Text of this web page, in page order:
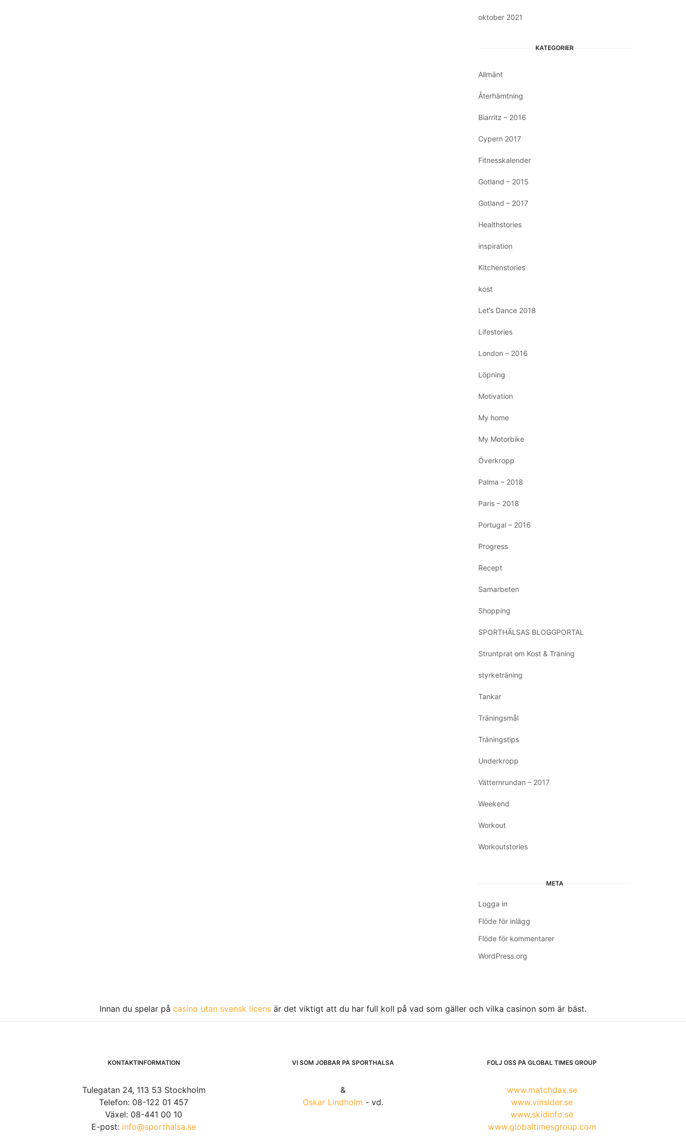
oktober 2021
KATEGORIER
Allmänt
Återhämtning
Biarritz – 2016
Cypern 2017
Fitnesskalender
Gotland – 2015
Gotland – 2017
Healthstories
inspiration
Kitchenstories
kost
Let’s Dance 2018
Lifestories
London – 2016
Löpning
Motivation
My home
My Motorbike
Överkropp
Palma – 2018
Paris – 2018
Portugal – 2016
Progress
Recept
Samarbeten
Shopping
SPORTHÄLSAS BLOGGPORTAL
Struntprat om Kost & Träning
styrketräning
Tankar
Träningsmål
Träningstips
Underkropp
Vätternrundan – 2017
Weekend
Workout
Workoutstories
META
Logga in
Flöde för inlägg
Flöde för kommentarer
WordPress.org
Innan du spelar på casino utan svensk licens är det viktigt att du har full koll på vad som gäller och vilka casinon som är bäst.
KONTAKTINFORMATION
Tulegatan 24, 113 53 Stockholm
Telefon: 08-122 01 457
Växel: 08-441 00 10
E-post: info@sporthalsa.se
VI SOM JOBBAR PÅ SPORTHÄLSA
&
Oskar Lindholm - vd.
FÖLJ OSS PÅ GLOBAL TIMES GROUP
www.matchdax.se
www.vinsider.se
www.skidinfo.se
www.globaltimesgroup.com